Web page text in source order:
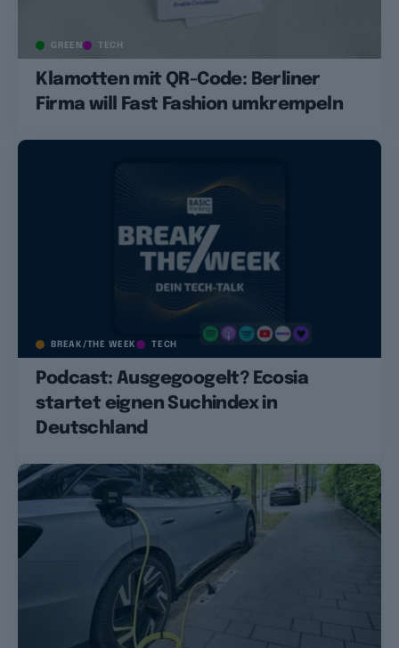
GREEN TECH
Klamotten mit QR-Code: Berliner
Firma will Fast Fashion umkrempeln
BREAK/THE WEEK TECH
Podcast: Ausgegoogelt? Ecosia
startet eignen Suchindex in
Deutschland